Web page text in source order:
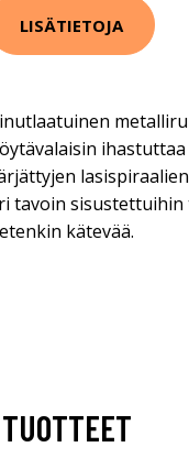
LISÄTIETOJA
tavoin sisustettuihin
kätevää.